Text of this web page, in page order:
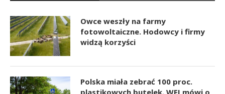
Owce weszły na farmy
fotowoltaiczne. Hodowcy i firmy
widzą korzyści
Polska miała zebrać 100 proc.